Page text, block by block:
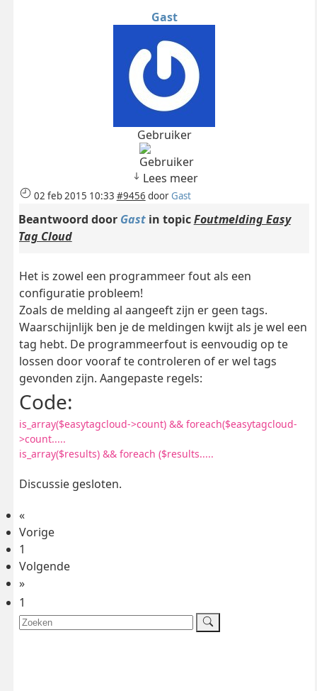
Gast
Gebruiker
Lees meer
02 feb 2015 10:33 #9456 doorGast
Beantwoord door Gastin topicFoutmelding Easy
Tag Cloud
Het is zowel een programmeer fout als een
configuratie probleem!
Zoals de melding al aangeeft zijn er geen tags.
Waarschijnlijk ben je de meldingen kwijt als je wel een
tag hebt. De programmeerfout is eenvoudig op te
lossen door vooraf te controleren of er wel tags
gevonden zijn. Aangepaste regels:
Code:
is_array($easytagcloud->count) && foreach($easytagcloud-
>count.....
is_array($results) && foreach ($results.....
Discussie gesloten.
«
Vorige
1
Volgende
»
1